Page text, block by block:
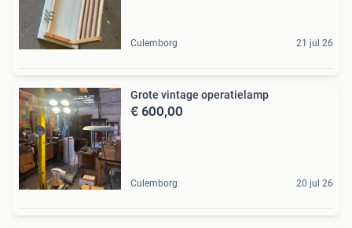
Culemborg 21 jul 26
Grote vintage operatielamp
€ 600,00
Culemborg 20 jul 26